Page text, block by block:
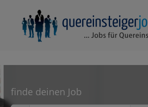
finde deinen Job